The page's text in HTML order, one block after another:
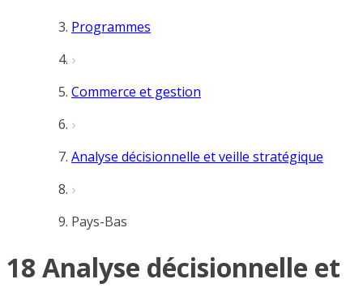
Programmes
Commerce et gestion
Analyse décisionnelle et veille stratégique
Pays-Bas
18 Analyse décisionnelle et